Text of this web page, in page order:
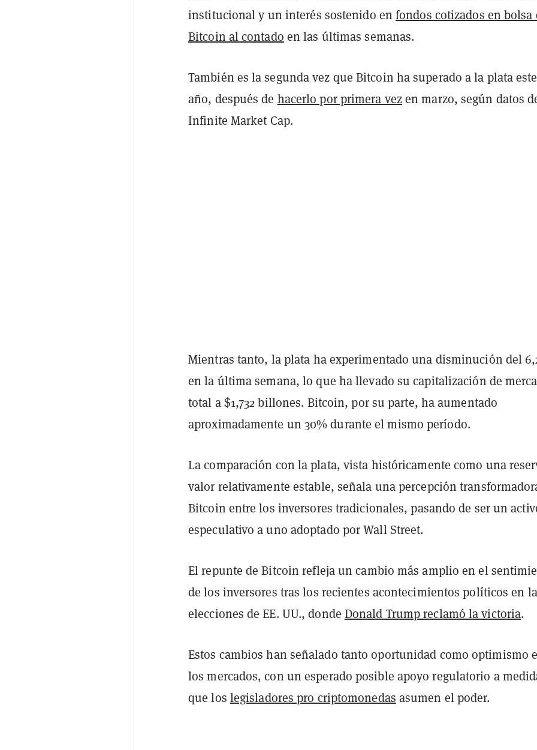
institucional y un interés sostenido enfondos cotizados en bolsa
Bitcoin al contado en las últimas semanas.
También es la segunda vez que Bitcoin ha superado a la plata este
año, después de hacerlo por primera vezen marzo, según datos
Infinite Market Cap.
Mientras tanto, la plata ha experimentado una disminución del
en la última semana, lo que ha llevado su capitalización de
total a $1,732 billones. Bitcoin, por su parte, ha aumentado
aproximadamente un 30% durante el mismo período.
La comparación con la plata, vista históricamente como una
valor relativamente estable, señala una percepción
Bitcoin entre los inversores tradicionales, pasando de ser un
especulativo a uno adoptado por Wall Street.
El repunte de Bitcoin refleja un cambio más amplio en el
de los inversores tras los recientes acontecimientos políticos en
elecciones de EE. UU., donde Donald Trump reclamó la victoria.
Estos cambios han señalado tanto oportunidad como optimismo
los mercados, con un esperado posible apoyo regulatorio a
que los legisladores pro criptomonedas asumen el poder.